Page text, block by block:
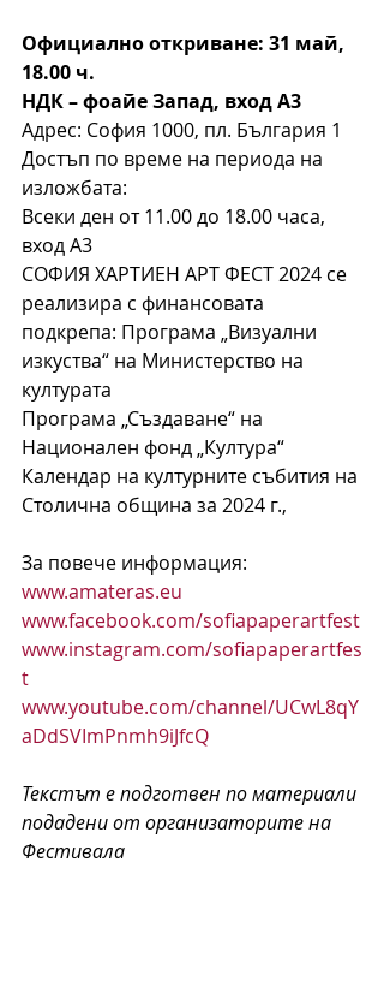
Официално откриване: 31 май,
18.00 ч.
НДК – фоайе Запад, вход A3
Адрес: София 1000, пл. България 1
Достъп по време на периода на
изложбата:
Всеки ден от 11.00 до 18.00 часа,
вход А3
СОФИЯ ХАРТИЕН АРТ ФЕСТ 2024 се
реализира с финансовата
подкрепа: Програма „Визуални
изкуства“ на Министерство на
културата
Програма „Създаване“ на
Национален фонд „Култура“
Календар на културните събития на
Столична община за 2024 г.,
За повече информация:
www.amateras.eu
www.facebook.com/sofiapaperartfest
www.instagram.com/sofiapaperartfes
t
www.youtube.com/channel/UCwL8qY
aDdSVImPnmh9iJfcQ
Текстът е подготвен по материали
подадени от организаторите на
Фестивала